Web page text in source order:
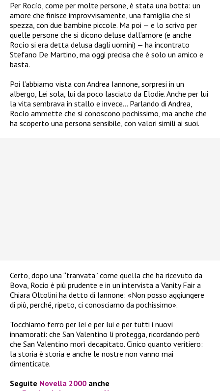
Per Rocío, come per molte persone, è stata una botta: un
amore che finisce improvvisamente, una famiglia che si
spezza, con due bambine piccole. Ma poi — e lo scrivo per
quelle persone che si dicono deluse dall’amore (e anche
Rocío si era detta delusa dagli uomini) — ha incontrato
Stefano De Martino, ma oggi precisa che è solo un amico e
basta.
Poi l’abbiamo vista con Andrea Iannone, sorpresi in un
albergo, Lei sola, lui da poco lasciato da Elodie. Anche per lui
la vita sembrava in stallo e invece… Parlando di Andrea,
Rocío ammette che si conoscono pochissimo, ma anche che
ha scoperto una persona sensibile, con valori simili ai suoi.
Certo, dopo una “tranvata” come quella che ha ricevuto da
Bova, Rocio è più prudente e in un’intervista a Vanity Fair a
Chiara Oltolini ha detto di Iannone: «Non posso aggiungere
di più, perché, ripeto, ci conosciamo da pochissimo».
Tocchiamo ferro per lei e per lui e per tutti i nuovi
innamorati: che San Valentino li protegga, ricordando però
che San Valentino morì decapitato. Cinico quanto veritiero:
la storia è storia e anche le nostre non vanno mai
dimenticate.
Seguite Novella 2000 anche